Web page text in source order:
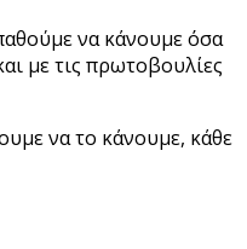
να κάνουμε όσα
με τις πρωτοβουλίες
να το κάνουμε, κάθε